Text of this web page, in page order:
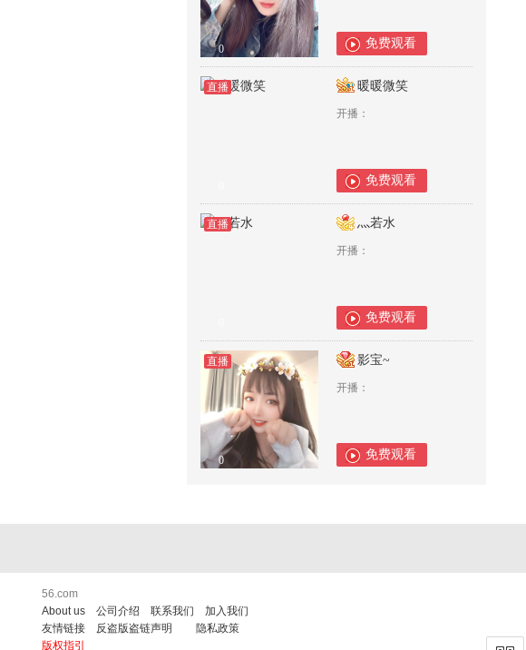
0 免费观看
直播 暖暖微笑
开播：
免费观看
直播 灬若水
开播：
免费观看
直播
0
影宝~
开播：
免费观看
56.com
About us
公司介绍 联系我们
加入我们
友情链接
反盗版盗链声明
隐私政策
版权指引